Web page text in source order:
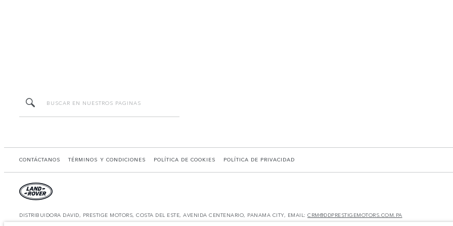
CONTÁCTANOS TÉRMINOS Y CONDICIONES POLÍTICA DE COOKIES POLÍTICA DE PRIVACIDAD
DISTRIBUIDORA DAVID, PRESTIGE MOTORS, COSTA DEL ESTE, AVENIDA CENTENARIO, PANAMA CITY, EMAIL: CRM@DDPRESTIGEMOTORS.COM.PA